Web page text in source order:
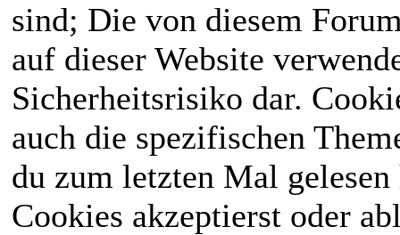
sind; Die von diesem
auf dieser Website
Sicherheitsrisiko dar.
auch die spezifischen
du zum letzten Mal
Cookies akzeptierst oder